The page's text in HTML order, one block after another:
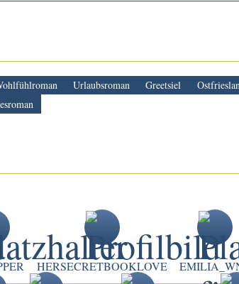
Urlaubsroman Greetsiel
HERSECRETBOOKLOVE